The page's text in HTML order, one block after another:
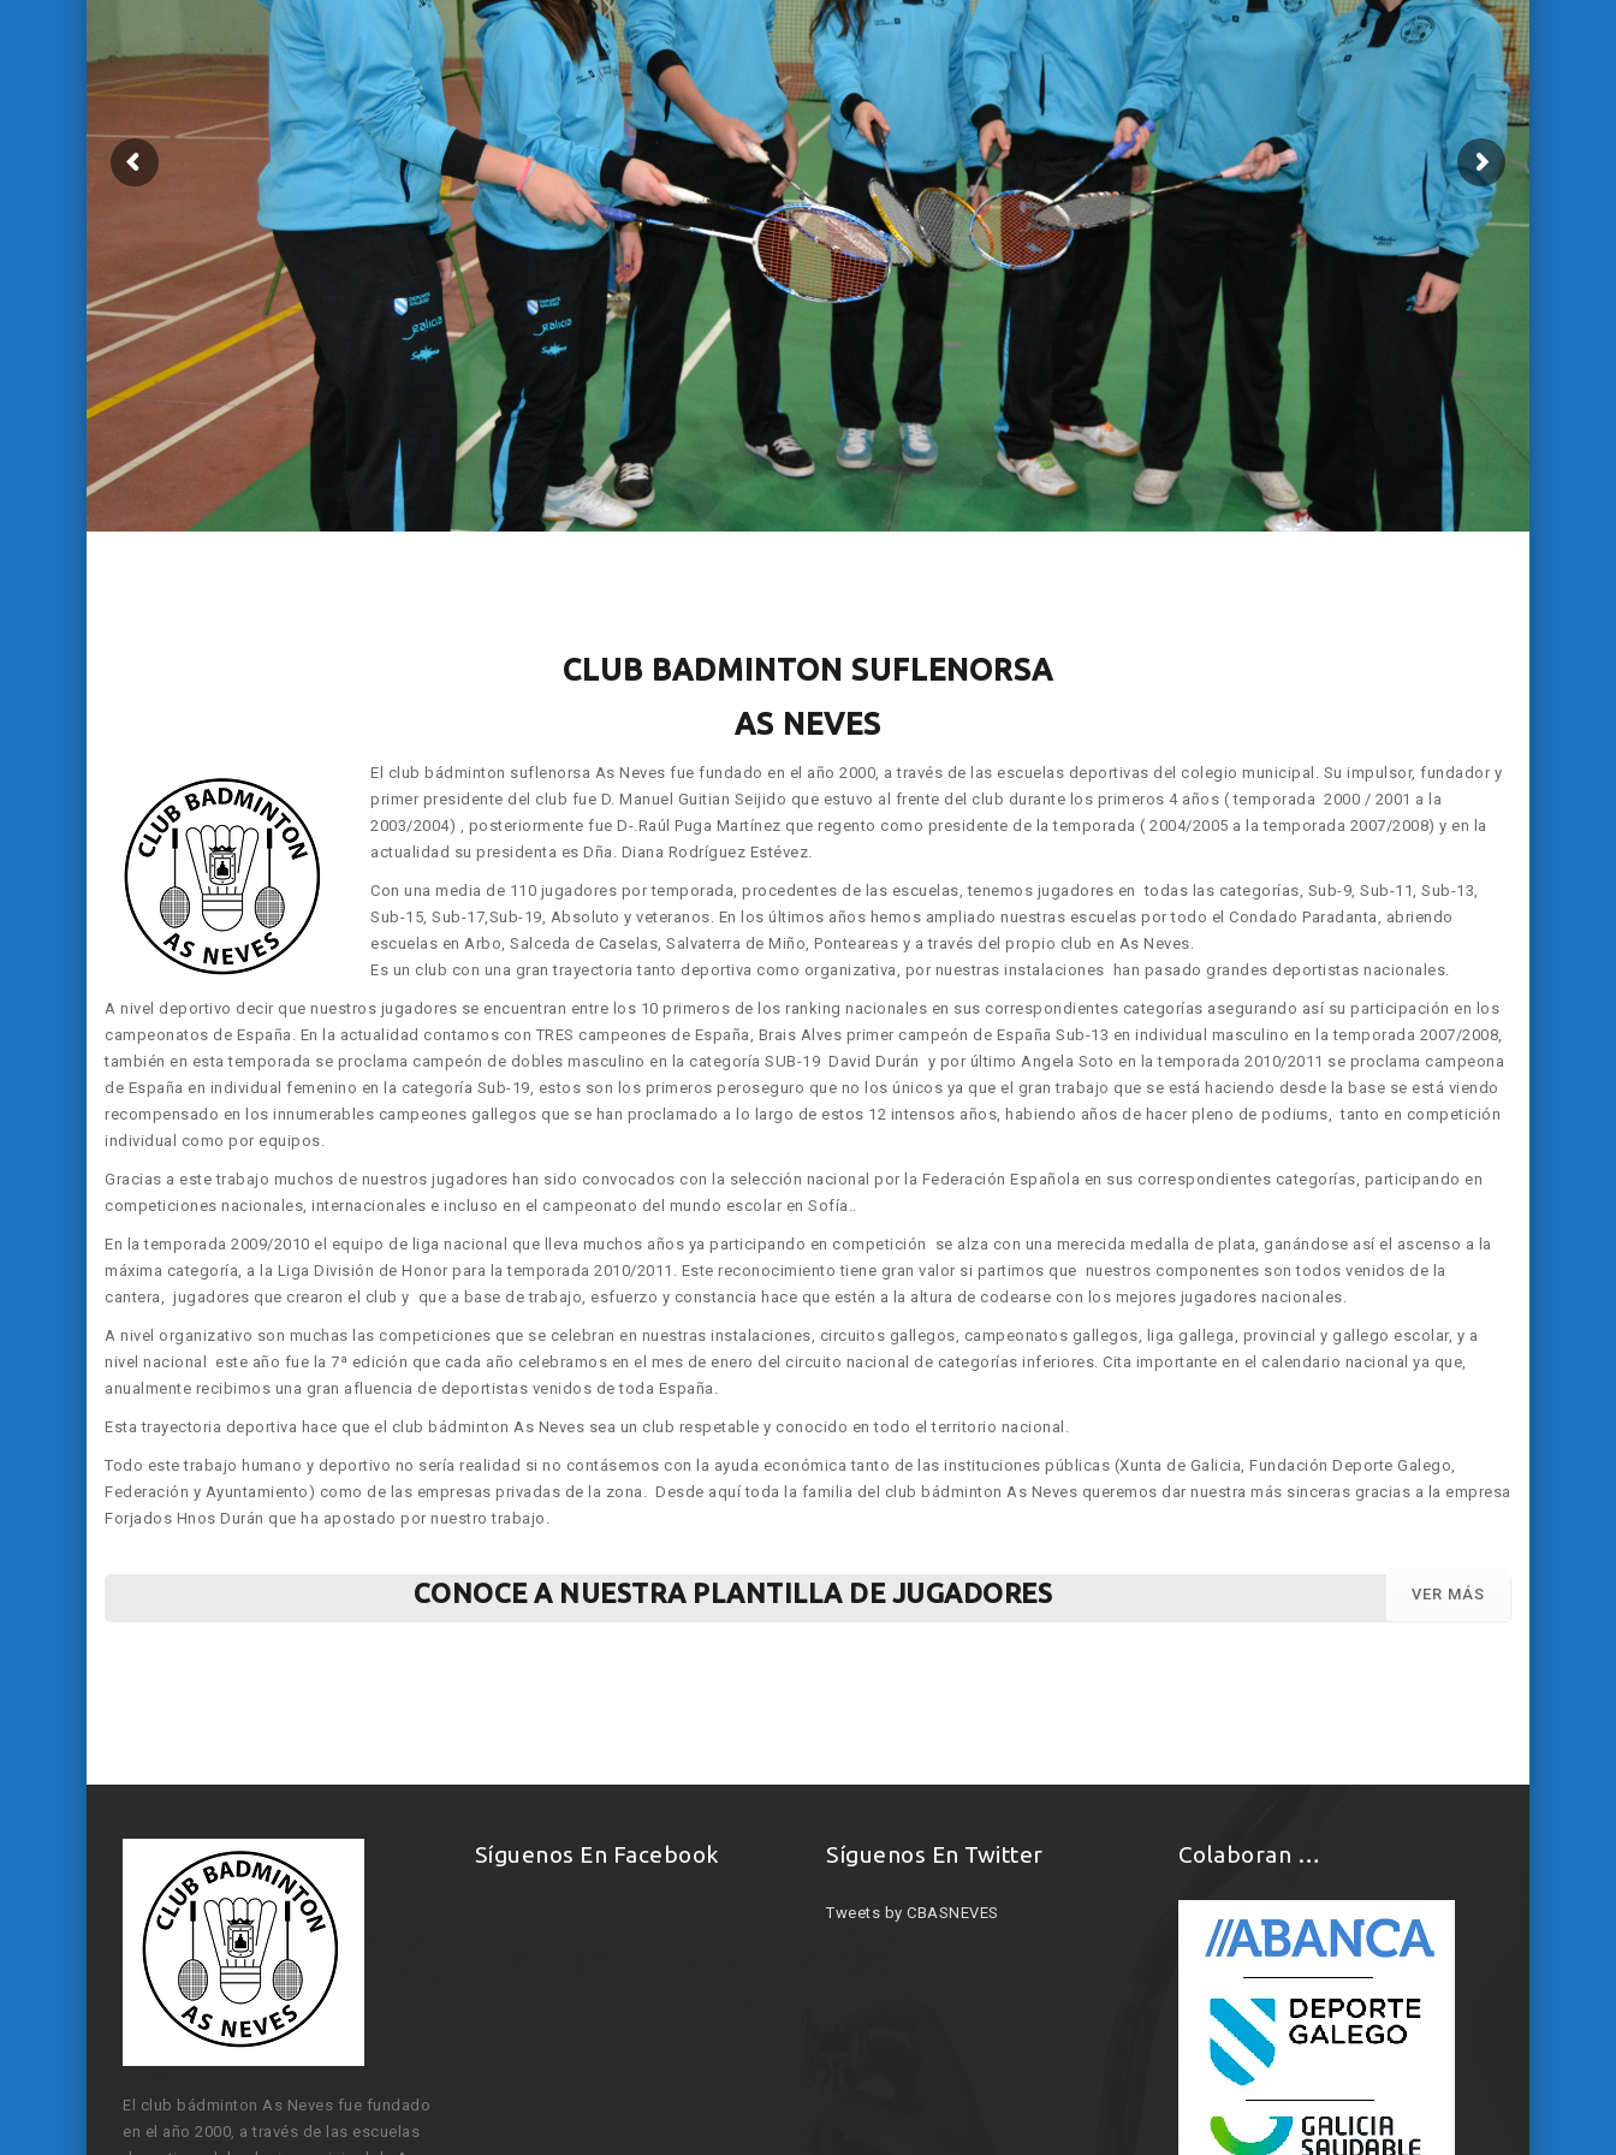
CLUB BADMINTON SUFLENORSA
AS NEVES
El club bádminton suflenorsa As Neves fue fundado en el año 2000, a través de las escuelas deportivas del colegio municipal. Su impulsor, fundador y
primer presidente del club fue D. Manuel Guitian Seijido que estuvo al frente del club durante los primeros 4 años ( temporada 2000 / 2001 a la
2003/2004) , posteriormente fue D-.Raúl Puga Martínez que regento como presidente de la temporada ( 2004/2005 a la temporada 2007/2008) y en la
actualidad su presidenta es Dña. Diana Rodríguez Estévez.
Con una media de 110 jugadores por temporada, procedentes de las escuelas, tenemos jugadores en todas las categorías, Sub-9, Sub-11, Sub-13,
Sub-15, Sub-17,Sub-19, Absoluto y veteranos. En los últimos años hemos ampliado nuestras escuelas por todo el Condado Paradanta, abriendo
escuelas en Arbo, Salceda de Caselas, Salvaterra de Miño, Ponteareas y a través del propio club en As Neves.
Es un club con una gran trayectoria tanto deportiva como organizativa, por nuestras instalaciones han pasado grandes deportistas nacionales.
A nivel deportivo decir que nuestros jugadores se encuentran entre los 10 primeros de los ranking nacionales en sus correspondientes categorías asegurando así su participación en los
campeonatos de España. En la actualidad contamos con TRES campeones de España, Brais Alves primer campeón de España Sub-13 en individual masculino en la temporada 2007/2008,
también en esta temporada se proclama campeón de dobles masculino en la categoría SUB-19 David Durán y por último Angela Soto en la temporada 2010/2011 se proclama campeona
de España en individual femenino en la categoría Sub-19, estos son los primeros peroseguro que no los únicos ya que el gran trabajo que se está haciendo desde la base se está viendo
recompensado en los innumerables campeones gallegos que se han proclamado a lo largo de estos 12 intensos años, habiendo años de hacer pleno de podiums, tanto en competición
individual como por equipos.
Gracias a este trabajo muchos de nuestros jugadores han sido convocados con la selección nacional por la Federación Española en sus correspondientes categorías, participando en
competiciones nacionales, internacionales e incluso en el campeonato del mundo escolar en Sofía..
En la temporada 2009/2010 el equipo de liga nacional que lleva muchos años ya participando en competición se alza con una merecida medalla de plata, ganándose así el ascenso a la
máxima categoría, a la Liga División de Honor para la temporada 2010/2011. Este reconocimiento tiene gran valor si partimos que nuestros componentes son todos venidos de la
cantera, jugadores que crearon el club y que a base de trabajo, esfuerzo y constancia hace que estén a la altura de codearse con los mejores jugadores nacionales.
A nivel organizativo son muchas las competiciones que se celebran en nuestras instalaciones, circuitos gallegos, campeonatos gallegos, liga gallega, provincial y gallego escolar, y a
nivel nacional este año fue la 7ª edición que cada año celebramos en el mes de enero del circuito nacional de categorías inferiores. Cita importante en el calendario nacional ya que,
anualmente recibimos una gran afluencia de deportistas venidos de toda España.
Esta trayectoria deportiva hace que el club bádminton As Neves sea un club respetable y conocido en todo el territorio nacional.
Todo este trabajo humano y deportivo no sería realidad si no contásemos con la ayuda económica tanto de las instituciones públicas (Xunta de Galicia, Fundación Deporte Galego,
Federación y Ayuntamiento) como de las empresas privadas de la zona. Desde aquí toda la familia del club bádminton As Neves queremos dar nuestra más sinceras gracias a la empresa
Forjados Hnos Durán que ha apostado por nuestro trabajo.
CONOCE A NUESTRA PLANTILLA DE JUGADORES VER MÁS
El club bádminton As Neves fue fundado
en el año 2000, a través de las escuelas
Síguenos En Facebook Síguenos En Twitter
Tweets by CBASNEVES
Colaboran …